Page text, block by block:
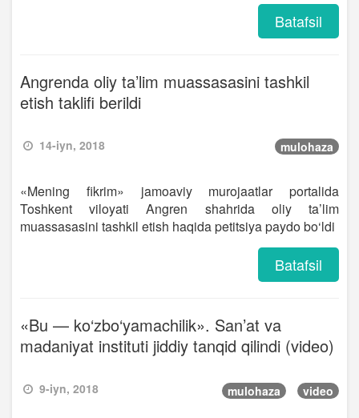
Batafsil
Angrenda oliy ta’lim muassasasini tashkil
etish taklifi berildi
14-iyn, 2018 mulohaza
«Mening fikrim» jamoaviy murojaatlar portalida
Toshkent viloyati Angren shahrida oliy ta’lim
muassasasini tashkil etish haqida petitsiya paydo bo‘ldi
Batafsil
«Bu — ko‘zbo‘yamachilik». San’at va
madaniyat instituti jiddiy tanqid qilindi (video)
9-iyn, 2018 mulohaza video